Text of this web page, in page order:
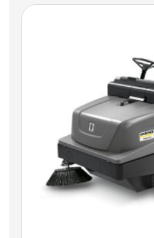
przepływ wody równy 850 l/h.
Dodatkowe uchwyty dają możliwość
zasysać wodę z zewnętrznych
ogrodowego. Wytrzymała pompa
zabezpieczona przed zassaniem
W standardzie pistolet
obrotową lancą, 15 m wąż
punktową. Technologia EASY!Force
utrzymania spustu pistoletu do zera.